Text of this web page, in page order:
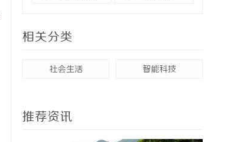
相关分类
社会生活 智能科技
推荐资讯